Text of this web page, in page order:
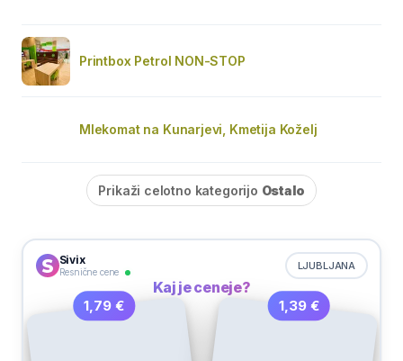
Printbox Petrol NON-STOP
Mlekomat na Kunarjevi, Kmetija Koželj
Prikaži celotno kategorijo Ostalo
Sivix
Resnične cene
LJUBLJANA
Kaj je ceneje?
1,79 € 1,39 €